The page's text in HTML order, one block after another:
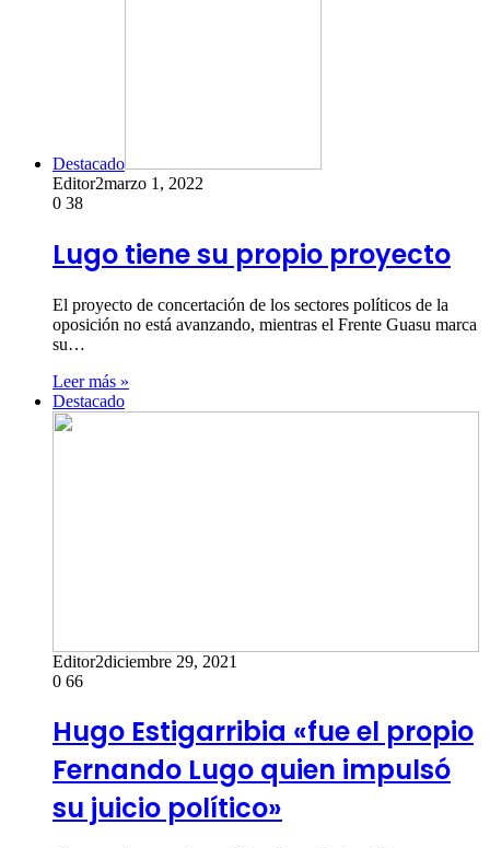
Destacado
Editor2marzo 1, 2022
0 38
Lugo tiene su propio proyecto
El proyecto de concertación de los sectores políticos de la
oposición no está avanzando, mientras el Frente Guasu marca
su…
Leer más »
Destacado
Editor2diciembre 29, 2021
0 66
Hugo Estigarribia «fue el propio
Fernando Lugo quien impulsó
su juicio político»